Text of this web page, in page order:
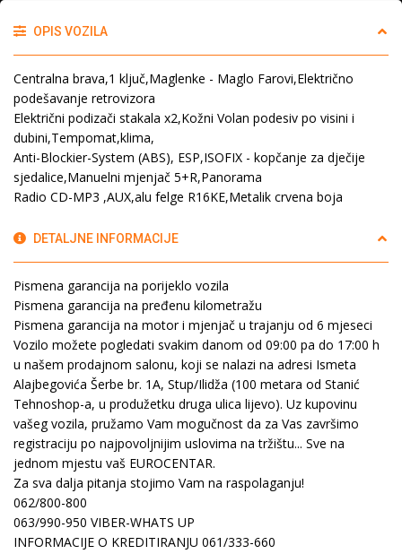
OPIS VOZILA
Centralna brava,1 ključ,Maglenke - Maglo Farovi,Električno
podešavanje retrovizora
Električni podizači stakala x2,Kožni Volan podesiv po visini i
dubini,Tempomat,klima,
Anti-Blockier-System (ABS), ESP,ISOFIX - kopčanje za dječije
sjedalice,Manuelni mjenjač 5+R,Panorama
Radio CD-MP3 ,AUX,alu felge R16KE,Metalik crvena boja
DETALJNE INFORMACIJE
Pismena garancija na porijeklo vozila
Pismena garancija na pređenu kilometražu
Pismena garancija na motor i mjenjač u trajanju od 6 mjeseci
Vozilo možete pogledati svakim danom od 09:00 pa do 17:00 h
u našem prodajnom salonu, koji se nalazi na adresi Ismeta
Alajbegovića Šerbe br. 1A, Stup/Ilidža (100 metara od Stanić
Tehnoshop-a, u produžetku druga ulica lijevo). Uz kupovinu
vašeg vozila, pružamo Vam mogučnost da za Vas završimo
registraciju po najpovoljnijim uslovima na tržištu... Sve na
jednom mjestu vaš EUROCENTAR.
Za sva dalja pitanja stojimo Vam na raspolaganju!
062/800-800
063/990-950 VIBER-WHATS UP
INFORMACIJE O KREDITIRANJU 061/333-660